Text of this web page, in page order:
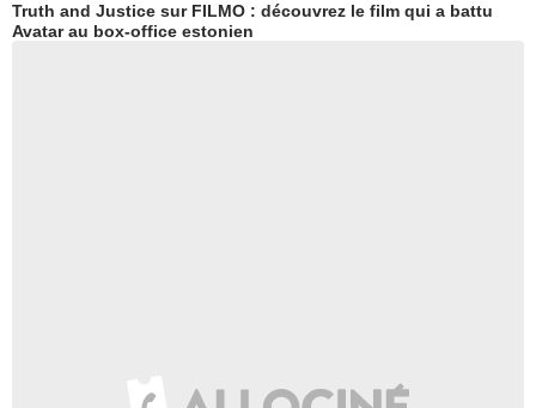
Truth and Justice sur FILMO : découvrez le film qui a battu
Avatar au box-office estonien